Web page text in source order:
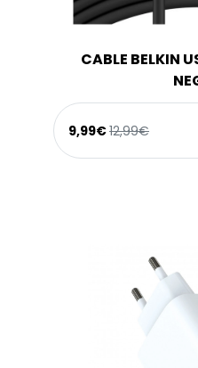
CABLE BELKIN
9,99€12,99€